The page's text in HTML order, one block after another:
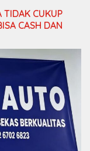
TIDAK CUKUP
CASH DAN